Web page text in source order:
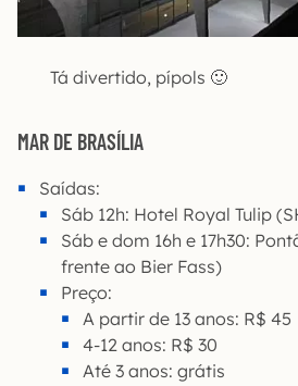
Tá divertido, pípols 🙂
MAR DE BRASÍLIA
Saídas:
Sáb 12h: Hotel Royal Tulip
Sáb e dom 16h e 17h30:
frente ao Bier Fass)
Preço:
A partir de 13 anos: R$ 45
4-12 anos: R$ 30
Até 3 anos: grátis